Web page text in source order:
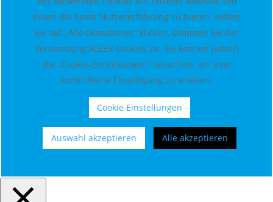
Ihnen die beste Nutzererfahrung zu bieten. Indem
Sie auf „Alle akzeptieren“ klicken, stimmen Sie der
Verwendung ALLER Cookies zu. Sie können jedoch
die „Cookie-Einstellungen“ besuchen, um eine
kontrollierte Einwilligung zu erteilen.
Cookie Einstellungen
Auswahl akzeptieren Alle akzeptieren